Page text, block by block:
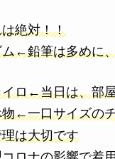
絶対！！
←鉛筆は多めに
イロ←当日は、部
←一口サイズの
は大切です